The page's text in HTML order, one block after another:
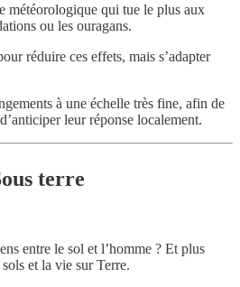
météorologique qui tue le plus aux
ou les ouragans.
réduire ces effets, mais s’adapter
à une échelle très fine, afin de
leur réponse localement.
terre
entre le sol et l’homme ? Et plus
et la vie sur Terre.